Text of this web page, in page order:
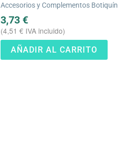
Accesorios y Complementos Botiquín
3,73 €
(4,51 € IVA incluido)
AÑADIR AL CARRITO